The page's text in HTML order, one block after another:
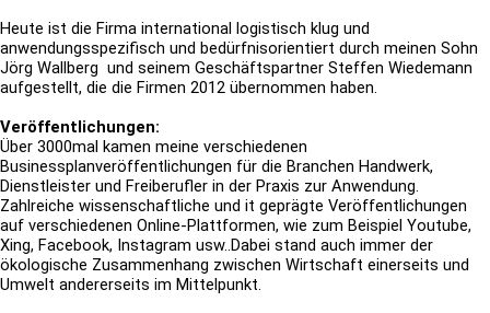
Heute ist die Firma international logistisch klug und
anwendungsspezifisch und bedürfnisorientiert durch meinen Sohn
Jörg Wallberg und seinem Geschäftspartner Steffen Wiedemann
aufgestellt, die die Firmen 2012 übernommen haben.
Veröffentlichungen:
Über 3000mal kamen meine verschiedenen
Businessplanveröffentlichungen für die Branchen Handwerk,
Dienstleister und Freiberufler in der Praxis zur Anwendung.
Zahlreiche wissenschaftliche und it geprägte Veröffentlichungen
auf verschiedenen Online-Plattformen, wie zum Beispiel Youtube,
Xing, Facebook, Instagram usw..Dabei stand auch immer der
ökologische Zusammenhang zwischen Wirtschaft einerseits und
Umwelt andererseits im Mittelpunkt.